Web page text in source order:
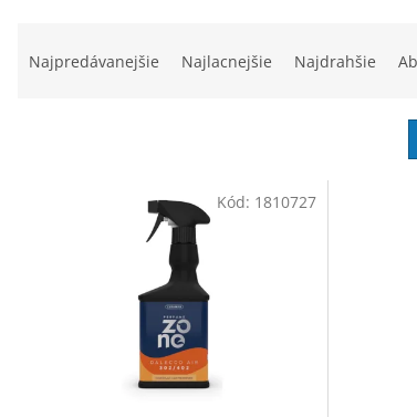
Najpredávanejšie Najlacnejšie Najdrahšie
Kód: 1810727